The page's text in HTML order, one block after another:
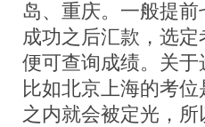
岛、重庆。一般提
成功之后汇款，选
便可查询成绩。关
比如北京上海的考
之内就会被定光，